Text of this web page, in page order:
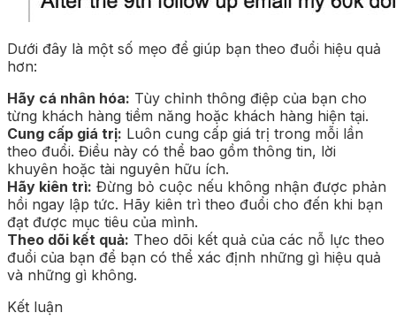
Dưới đây là một số mẹo để giúp bạn theo đuổi hiệu quả
hơn:
Hãy cá nhân hóa: Tùy chỉnh thông điệp của bạn cho
từng khách hàng tiềm năng hoặc khách hàng hiện tại.
Cung cấp giá trị: Luôn cung cấp giá trị trong mỗi lần
theo đuổi. Điều này có thể bao gồm thông tin, lời
khuyên hoặc tài nguyên hữu ích.
Hãy kiên trì: Đừng bỏ cuộc nếu không nhận được phản
hồi ngay lập tức. Hãy kiên trì theo đuổi cho đến khi bạn
đạt được mục tiêu của mình.
Theo dõi kết quả: Theo dõi kết quả của các nỗ lực theo
đuổi của bạn để bạn có thể xác định những gì hiệu quả
và những gì không.
Kết luận